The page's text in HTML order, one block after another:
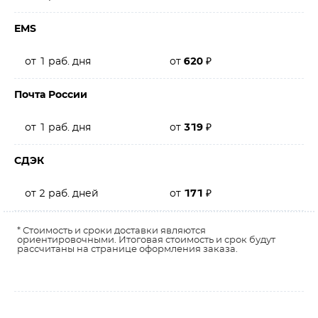
EMS
от 1 раб. дня от 620 ₽
Почта России
от 1 раб. дня от 319 ₽
СДЭК
от 2 раб. дней от 171 ₽
* Стоимость и сроки доставки являются
ориентировочными. Итоговая стоимость и срок будут
рассчитаны на странице оформления заказа.